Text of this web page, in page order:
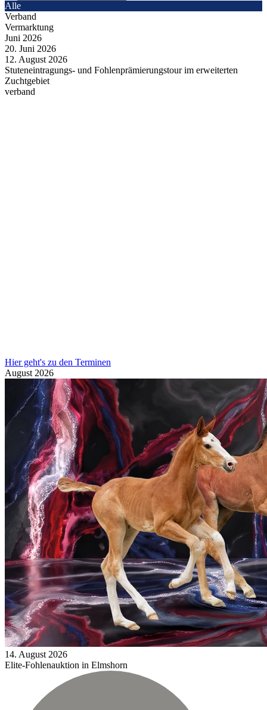
Alle
Verband
Vermarktung
Juni 2026
20. Juni 2026
12. August 2026
Stuteneintragungs- und Fohlenprämierungstour im erweiterten
Zuchtgebiet
verband
Hier geht's zu den Terminen
August 2026
14. August 2026
Elite-Fohlenauktion in Elmshorn